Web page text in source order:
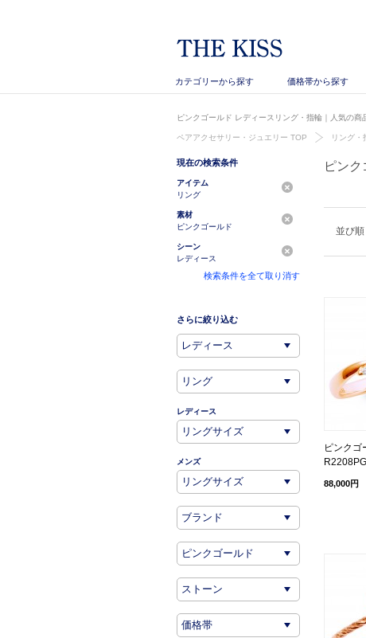
カテゴリーから探す 価格帯から探す
ピンクゴールド レディースリング・指輪｜人気の
ペアアクセサリー・ジュエリー TOP リング・
ピン
並び順
ピンクゴ
R2208PG
88,000円
現在の検索条件
アイテム
リング
素材
ピンクゴールド
シーン
レディース
検索条件を全て取り消す
さらに絞り込む
レディース
メンズ